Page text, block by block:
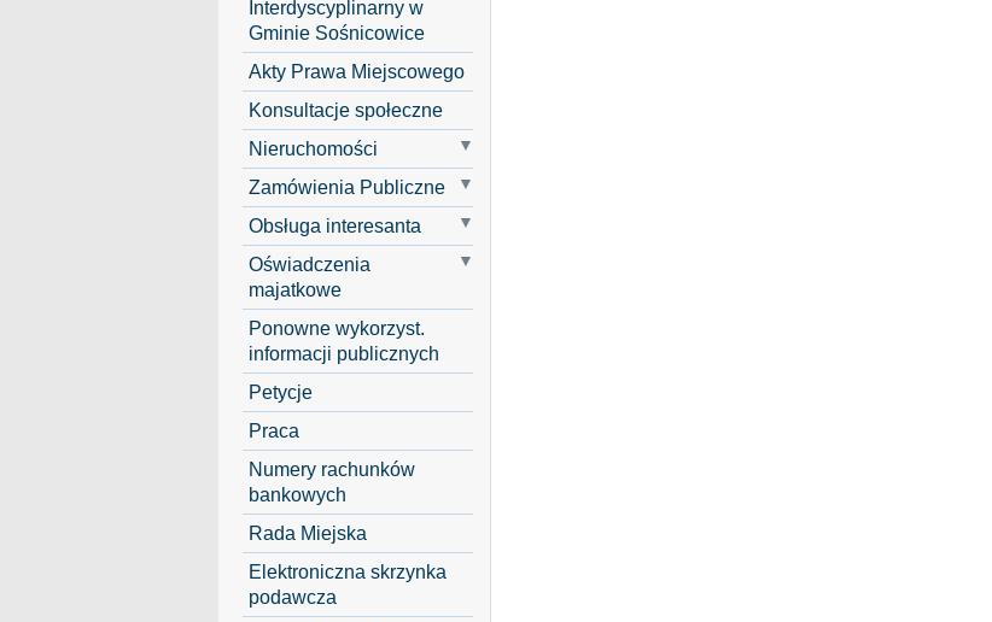
Interdyscyplinarny w
Gminie Sośnicowice
Akty Prawa Miejscowego
Konsultacje społeczne
Nieruchomości
Zamówienia Publiczne
Obsługa interesanta
Oświadczenia
majatkowe
Ponowne wykorzyst.
informacji publicznych
Petycje
Praca
Numery rachunków
bankowych
Rada Miejska
Elektroniczna skrzynka
podawcza